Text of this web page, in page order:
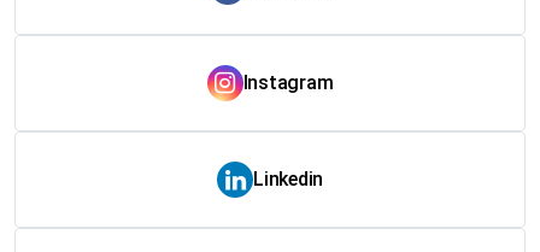
Instagram
Linkedin